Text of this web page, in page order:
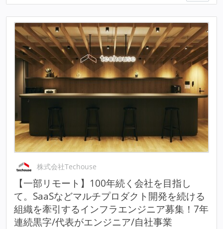
株式会社Techouse
【一部リモート】100年続く会社を目指し
て。SaaSなどマルチプロダクト開発を続ける
組織を牽引するインフラエンジニア募集！7年
連続黒字/代表がエンジニア/自社事業